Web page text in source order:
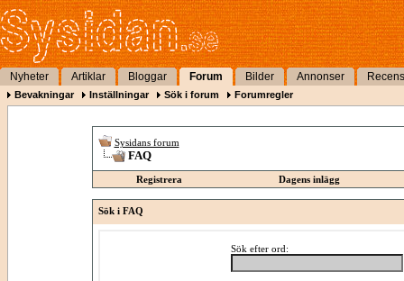
Nyheter Artiklar Bloggar Forum Bilder Annonser
Bevakningar Inställningar Sök i forum Forumregler
Sysidans forum
FAQ
Registrera Dagens inlägg
Sök i FAQ
Sök efter ord: